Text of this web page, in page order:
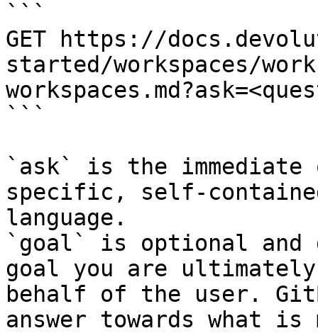
```
GET https://
started/workspaces/
```
`ask` is the
specific, self-
language.
`goal` is optional and
goal you are
behalf of the user.
answer towards what